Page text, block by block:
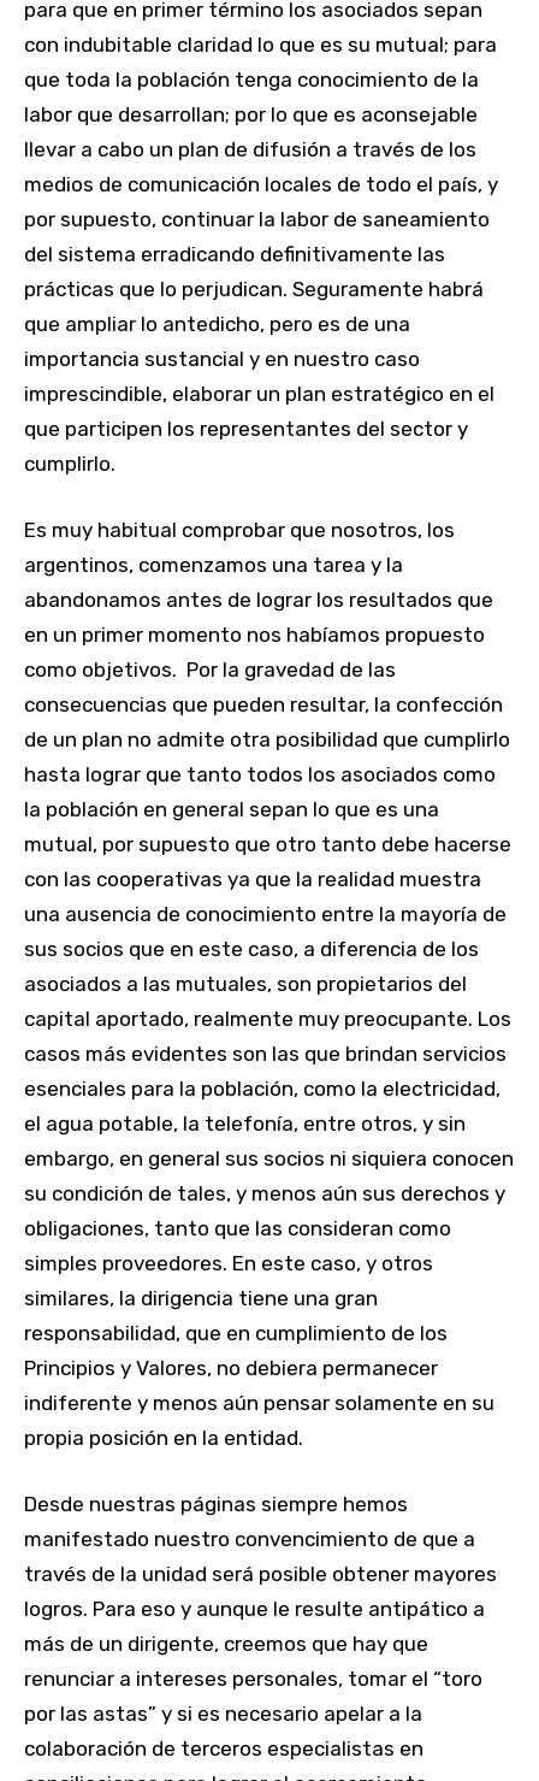
para que en primer término los asociados sepan
con indubitable claridad lo que es su mutual; para
que toda la población tenga conocimiento de la
labor que desarrollan; por lo que es aconsejable
llevar a cabo un plan de difusión a través de los
medios de comunicación locales de todo el país, y
por supuesto, continuar la labor de saneamiento
del sistema erradicando definitivamente las
prácticas que lo perjudican. Seguramente habrá
que ampliar lo antedicho, pero es de una
importancia sustancial y en nuestro caso
imprescindible, elaborar un plan estratégico en el
que participen los representantes del sector y
cumplirlo.
Es muy habitual comprobar que nosotros, los
argentinos, comenzamos una tarea y la
abandonamos antes de lograr los resultados que
en un primer momento nos habíamos propuesto
como objetivos. Por la gravedad de las
consecuencias que pueden resultar, la confección
de un plan no admite otra posibilidad que cumplirlo
hasta lograr que tanto todos los asociados como
la población en general sepan lo que es una
mutual, por supuesto que otro tanto debe hacerse
con las cooperativas ya que la realidad muestra
una ausencia de conocimiento entre la mayoría de
sus socios que en este caso, a diferencia de los
asociados a las mutuales, son propietarios del
capital aportado, realmente muy preocupante. Los
casos más evidentes son las que brindan servicios
esenciales para la población, como la electricidad,
el agua potable, la telefonía, entre otros, y sin
embargo, en general sus socios ni siquiera conocen
su condición de tales, y menos aún sus derechos y
obligaciones, tanto que las consideran como
simples proveedores. En este caso, y otros
similares, la dirigencia tiene una gran
responsabilidad, que en cumplimiento de los
Principios y Valores, no debiera permanecer
indiferente y menos aún pensar solamente en su
propia posición en la entidad.
Desde nuestras páginas siempre hemos
manifestado nuestro convencimiento de que a
través de la unidad será posible obtener mayores
logros. Para eso y aunque le resulte antipático a
más de un dirigente, creemos que hay que
renunciar a intereses personales, tomar el “toro
por las astas” y si es necesario apelar a la
colaboración de terceros especialistas en